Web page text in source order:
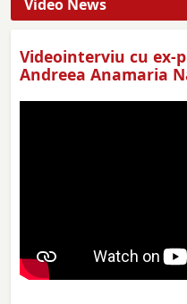
Video News
Videointerviu cu ex-
Andreea Anamaria